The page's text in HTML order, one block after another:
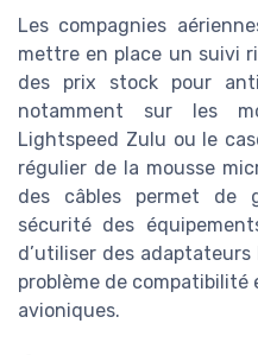
Les compagnies
mettre en place un suivi
des prix stock pour
notamment sur les
Lightspeed Zulu ou le
régulier de la mousse
des câbles permet de
sécurité des
d’utiliser des
problème de
avioniques.